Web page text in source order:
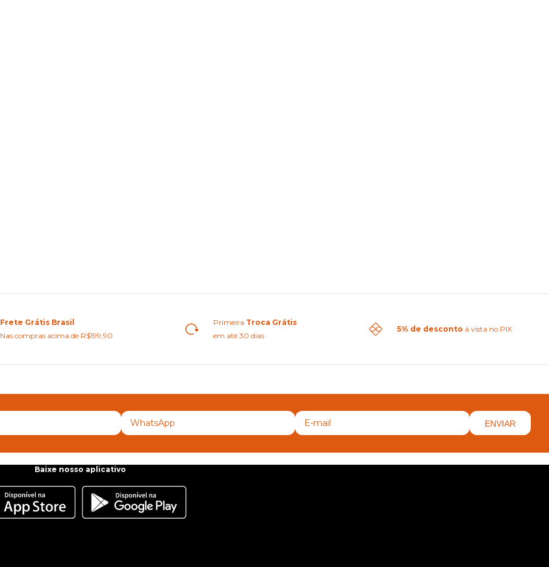
Frete Grátis Brasil
Nas compras acima de R$199,90
Primeira Troca Grátis
em até 30 dias
5% de desconto á vista no PIX
ENVIAR
Baixe nosso aplicativo